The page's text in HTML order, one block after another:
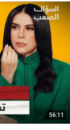
56:11